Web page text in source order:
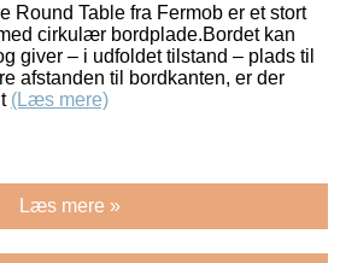
Round Table fra Fermob er et stort
cirkulær bordplade.Bordet kan
giver – i udfoldet tilstand – plads til
afstanden til bordkanten, er der
(Læs mere)
Læs mere »